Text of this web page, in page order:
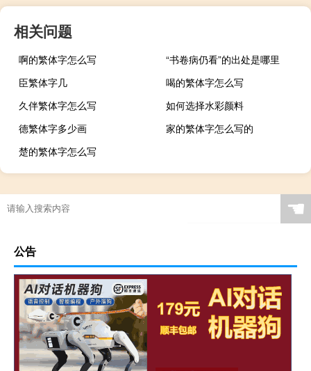
相关问题
啊的繁体字怎么写
“书卷病仍看”的出处是哪里
臣繁体字几
喝的繁体字怎么写
久伴繁体字怎么写
如何选择水彩颜料
德繁体字多少画
家的繁体字怎么写的
楚的繁体字怎么写
☚
公告